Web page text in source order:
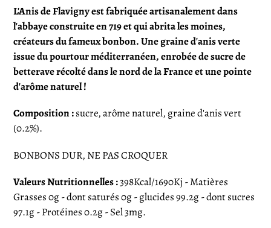
d'un
produit
à
votre
panier
L'Anis de Flavigny est fabriquée artisanalement dans
l'abbaye construite en 719 et qui abrita les moines,
créateurs du fameux bonbon. Une graine d'anis verte
issue du pourtour méditerranéen, enrobée de sucre de
betterave récolté dans le nord de la France et une pointe
d'arôme naturel !
Composition :sucre, arôme naturel, graine d'anis vert
(0.2%).
BONBONS DUR, NE PAS CROQUER
Valeurs Nutritionnelles :398Kcal/1690Kj - Matières
Grasses 0g - dont saturés 0g - glucides 99.2g - dont sucres
97.1g - Protéines 0.2g - Sel 3mg.